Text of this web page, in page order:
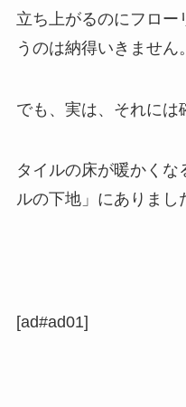
立ち上がるのにフロー
うのは納得いきません。
でも、実は、それには
タイルの床が暖かくな
ルの下地」にありまし
[ad#ad01]